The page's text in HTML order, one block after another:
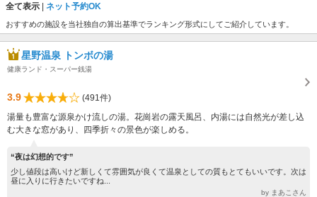
全て表示 ネット予約OK
おすすめの施設を当社独自の算出基準でランキング形式にしてご紹介しています。
星野温泉 トンボの湯
健康ランド・スーパー銭湯
3.9
(491件)
湯量も豊富な源泉かけ流しの湯。花崗岩の露天風呂、内湯には自然光が差し込
む大きな窓があり、四季折々の景色が楽しめる。
“夜は幻想的です”
少し値段は高いけど新しくて雰囲気が良くて温泉としての質もとてもいいです。次は
昼に入りに行きたいですね...
by まあこさん